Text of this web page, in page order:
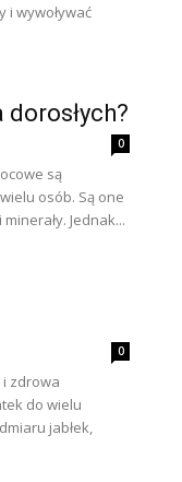
i wywoływać
0
są
osób. Są one
Jednak...
0
i zdrowa
do wielu
jabłek,